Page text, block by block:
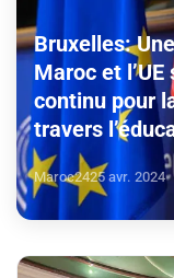
Bruxelles:
Maroc et
continu pour
travers
Maroc2425 avr. 2024